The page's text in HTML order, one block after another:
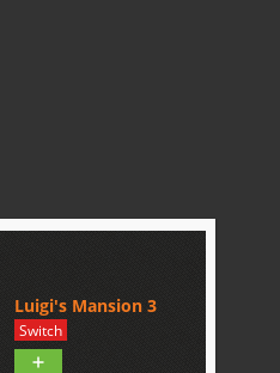
Luigi's Mansion 3
Switch